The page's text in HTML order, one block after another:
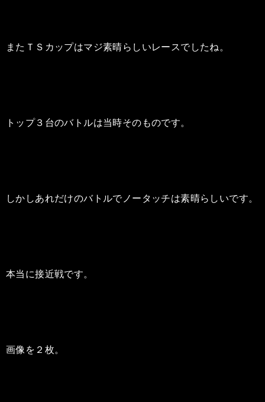
またＴＳカップはマジ素晴らしいレースでしたね。
トップ３台のバトルは当時そのものです。
しかしあれだけのバトルでノータッチは素晴らしいです。
本当に接近戦です。
画像を２枚。